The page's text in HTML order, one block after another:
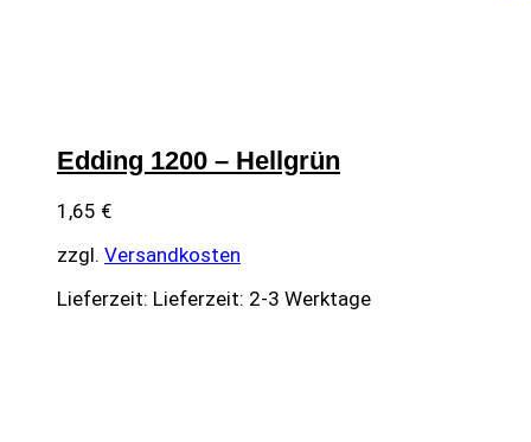
Edding 1200 – Hellgrün
1,65 €
zzgl. Versandkosten
Lieferzeit: Lieferzeit: 2-3 Werktage